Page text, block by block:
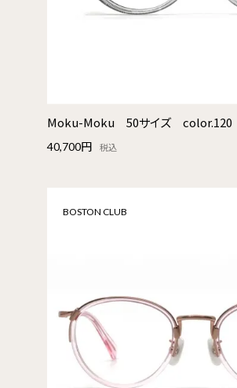
Moku-Moku 50サイズ color.120
40,700円 税込
BOSTON CLUB